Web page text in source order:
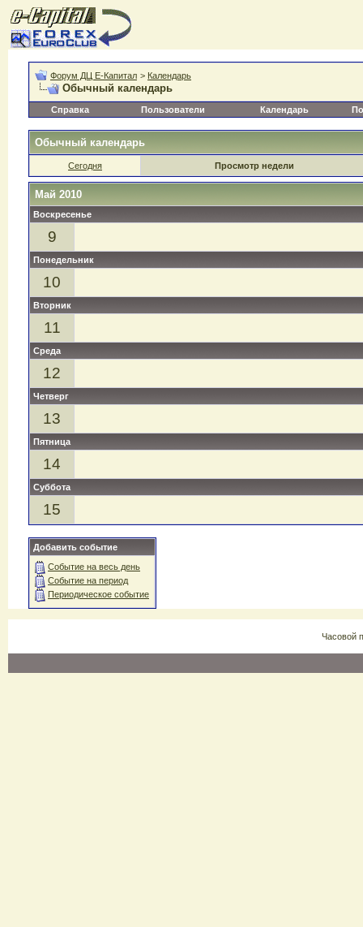
Форум ДЦ Е-Капитал > Календарь
Обычный календарь
Справка Пользователи Календарь
Обычный календарь
Сегодня Просмотр недели
Май 2010
Воскресенье
9
Понедельник
10
Вторник
11
Среда
12
Четверг
13
Пятница
14
Суббота
15
Добавить событие
Событие на весь день
Событие на период
Периодическое событие
Часовой